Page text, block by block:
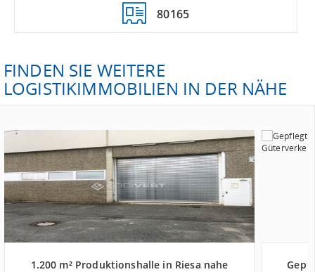
80165
FINDEN SIE WEITERE
LOGISTIKIMMOBILIEN IN DER NÄHE
1.200 m² Produktionshalle in Riesa nahe